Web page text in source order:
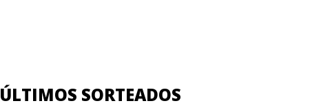
ÚLTIMOS SORTEADOS